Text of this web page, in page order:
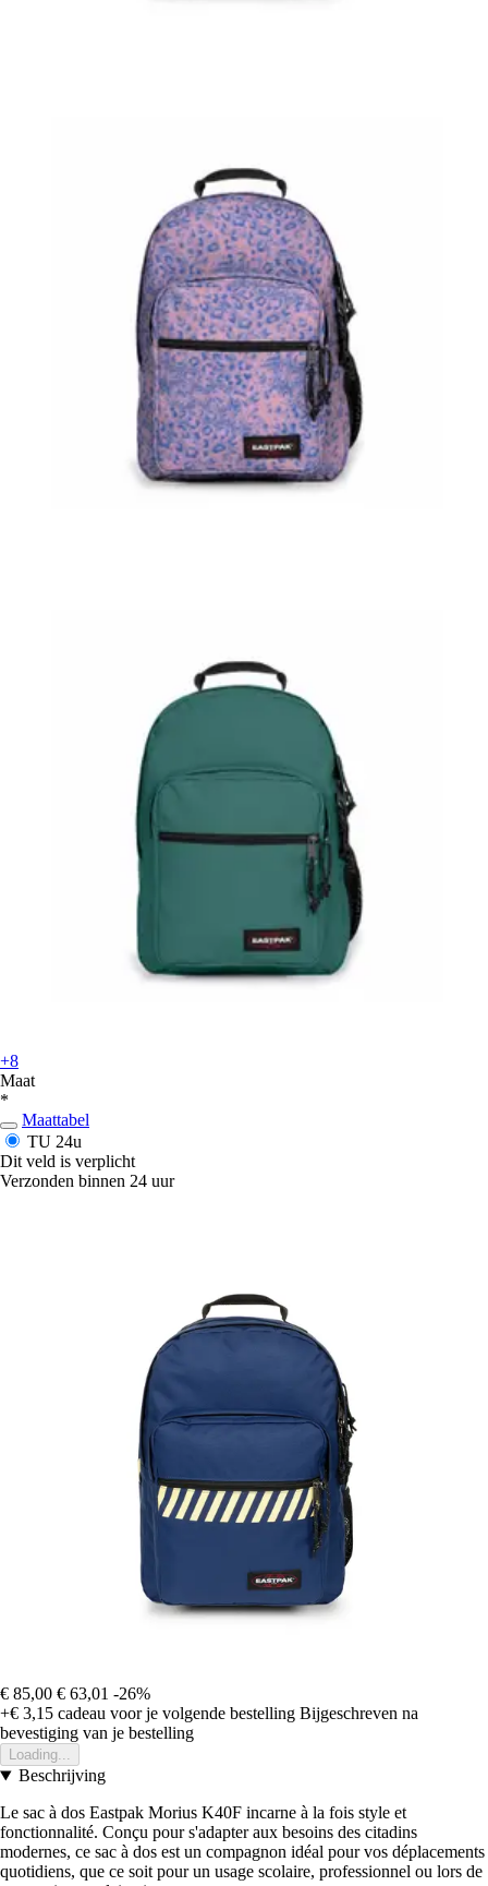
+8
Maat
*
Maattabel
TU 24u
Dit veld is verplicht
Verzonden binnen 24 uur
€ 85,00 € 63,01 -26%
+€ 3,15 cadeau voor je volgende bestelling Bijgeschreven na
bevestiging van je bestelling
Loading...
Beschrijving
Le sac à dos Eastpak Morius K40F incarne à la fois style et
fonctionnalité. Conçu pour s'adapter aux besoins des citadins
modernes, ce sac à dos est un compagnon idéal pour vos déplacements
quotidiens, que ce soit pour un usage scolaire, professionnel ou lors de